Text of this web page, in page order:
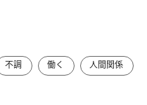
不調 働く 人間関係